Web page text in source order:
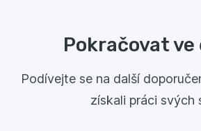
Pokračovat
Podívejte se na další
získali práci svých